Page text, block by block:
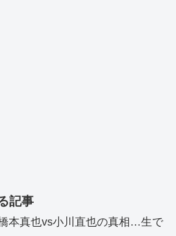
記事
本真也vs小川直也の真相…生で